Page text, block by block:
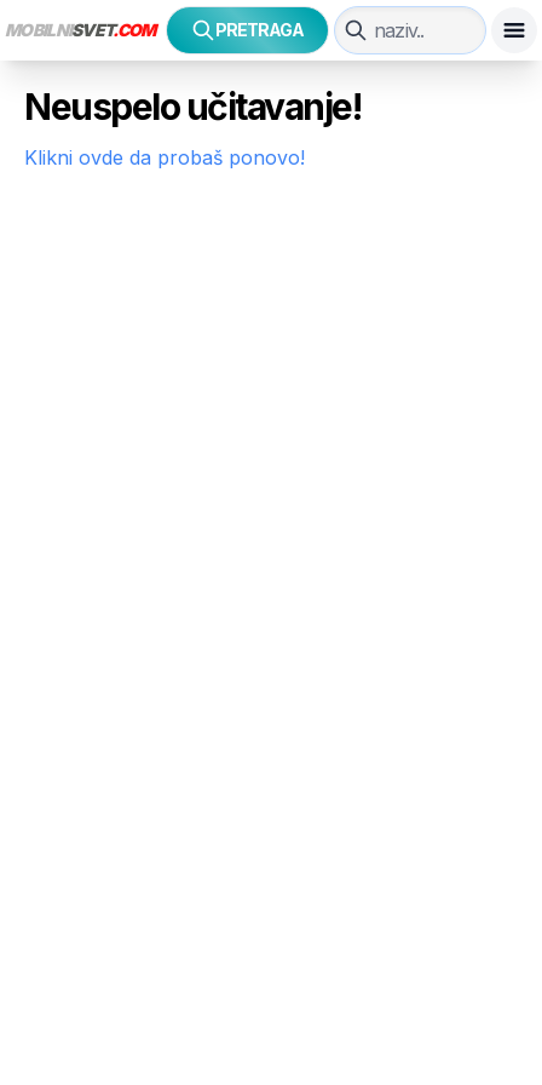
MOBILNISVET.COM PRETRAGA
Neuspelo učitavanje!
Klikni ovde da probaš ponovo!